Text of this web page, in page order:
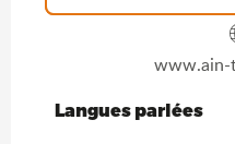
www.ain-
Langues parlées
Langues parlées